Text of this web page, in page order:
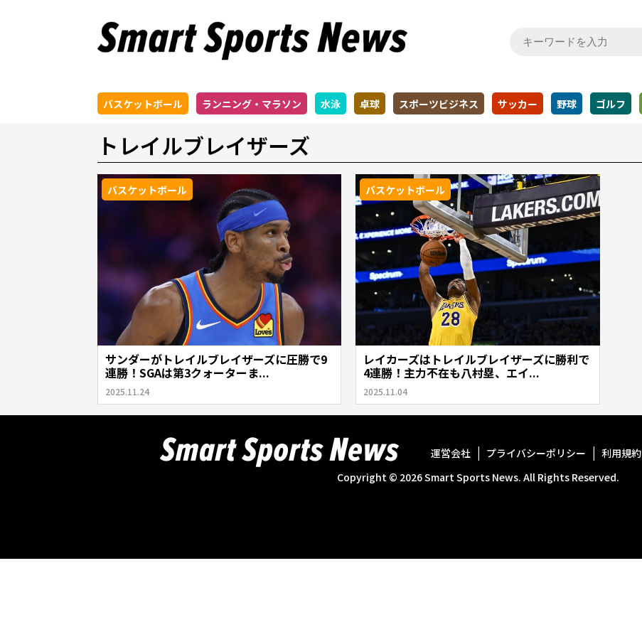
バスケットボール ランニング・マラソン 水泳 卓球 スポーツビジネス サッカー 野球 ゴルフ
トレイルブレイザーズ
バスケットボール
サンダーがトレイルブレイザーズに圧勝で9
連勝！SGAは第3クォーターま...
2025.11.24
バスケットボール
レイカーズはトレイルブレイザーズに勝利で
4連勝！主力不在も八村塁、エイ...
2025.11.04
運営会社 プライバシーポリシー 利用規約
Copyright © 2026Smart Sports News. All Rights Reserved.